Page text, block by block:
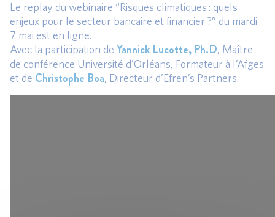
Le replay du webinaire “Risques climatiques : quels
enjeux pour le secteur bancaire et financier ?” du mardi
7 mai est en ligne.
Avec la participation de Yannick Lucotte, Ph.D, Maître
de conférence Université d’Orléans, Formateur à l’Afges
et de Christophe Boa, Directeur d’Efren’s Partners.